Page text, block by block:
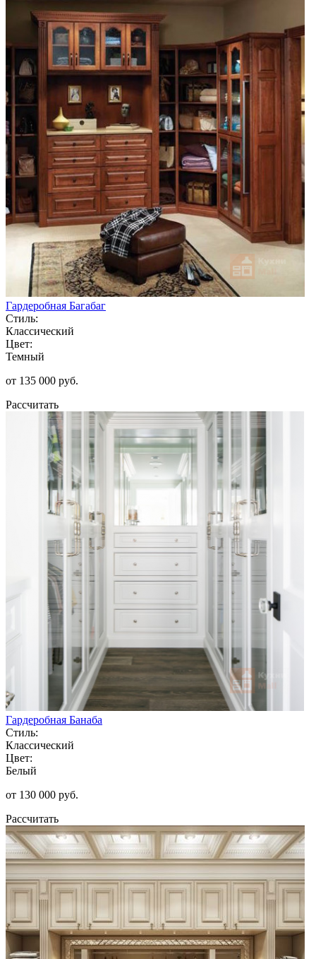
Гардеробная Багабаг
Стиль:
Классический
Цвет:
Темный
от 135 000 руб.
Рассчитать
Гардеробная Банаба
Стиль:
Классический
Цвет:
Белый
от 130 000 руб.
Рассчитать